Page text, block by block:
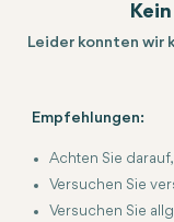
Leider konnten wir
Empfehlungen:
Achten Sie
Versuchen Sie
Versuchen Sie